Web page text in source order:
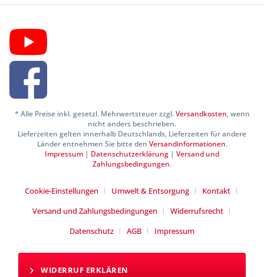
* Alle Preise inkl. gesetzl. Mehrwertsteuer zzgl.Versandkosten, wenn
nicht anders beschrieben.
Lieferzeiten gelten innerhalb Deutschlands, Lieferzeiten für andere
Länder entnehmen Sie bitte den Versandinformationen.
Impressum | Datenschutzerklärung | Versand und
Zahlungsbedingungen.
Cookie-Einstellungen Umwelt & Entsorgung
Kontakt
Versand und Zahlungsbedingungen
Widerrufsrecht
Datenschutz
AGB Impressum
WIDERRUF ERKLÄREN